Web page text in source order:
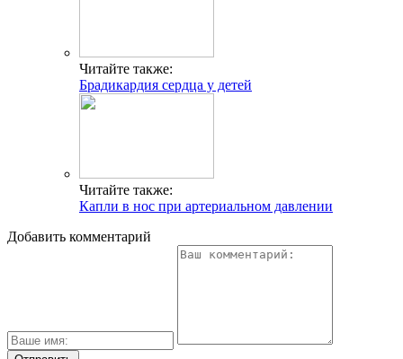
Читайте также:
Брадикардия сердца у детей
Читайте также:
Капли в нос при артериальном давлении
Добавить комментарий